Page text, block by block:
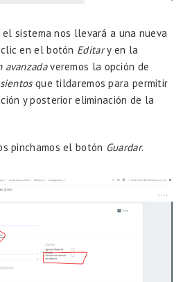
sistema nos llevará a una nueva
en el botón Editary en la
avanzadaveremos la opción de
que tildaremos para permitir
y posterior eliminación de la
pinchamos el botón Guardar.